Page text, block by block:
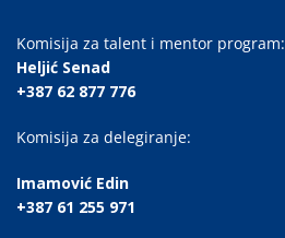
Komisija za talent i mentor program:
Heljić Senad
+387 62 877 776
Komisija za delegiranje:
Imamović Edin
+387 61 255 971